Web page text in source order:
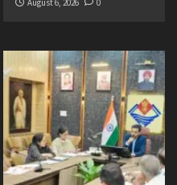
August 6, 2026
0